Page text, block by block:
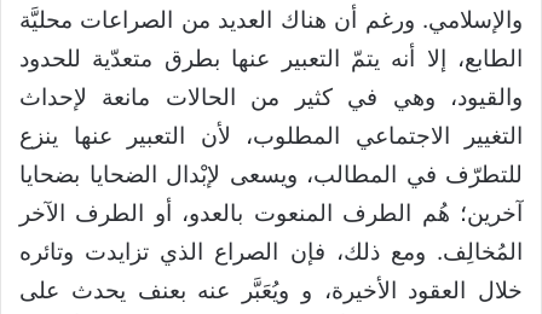
والإسلامي. ورغم أن هناك العديد من الصراعات محليَّة
الطابع، إلا أنه يتمّ التعبير عنها بطرق متعدّية للحدود
والقيود، وهي في كثير من الحالات مانعة لإحداث
التغيير الاجتماعي المطلوب، لأن التعبير عنها ينزع
للتطرّف في المطالب، ويسعى لإبْدال الضحايا بضحايا
آخرين؛ هُم الطرف المنعوت بالعدو، أو الطرف الآخر
المُخالِف. ومع ذلك، فإن الصراع الذي تزايدت وتائره
خلال العقود الأخيرة، و ويُعَبَّر عنه بعنف يحدث على